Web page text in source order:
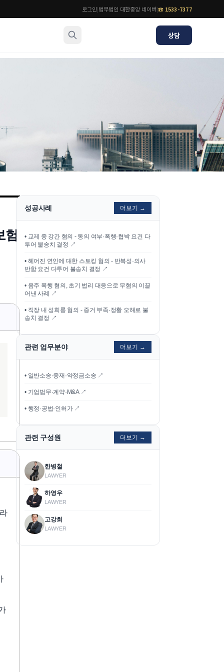
로그인|법무법인 대한중앙 네이버|☎ 1533-7377
상담
법률 블로그
법률서식
뉴스레터/브로슈어
험
성공사례 더보기 →
• 교제 중 강간 혐의 - 동의 여부·폭행·협박 요건 다
투어 불송치 결정 ↗
• 헤어진 연인에 대한 스토킹 혐의 - 반복성·의사
반함 요건 다투어 불송치 결정 ↗
• 음주 폭행 혐의, 초기 법리 대응으로 무혐의 이끌
어낸 사례
↗
• 직장 내 성희롱 혐의 - 증거 부족·정황 오해로 불
송치 결정 ↗
관련 업무분야 더보기 →
• 일반소송·중재·약정금소송 ↗
• 기업법무·계약·M&A ↗
• 행정·공법·인허가 ↗
관련 구성원 더보기 →
한병철
LAWYER
하영우
LAWYER
고강희
LAWYER